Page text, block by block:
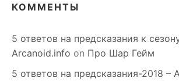
КОММЕНТЫ
5 ответов на предсказания к
Arcanoid.info on Про Шар Гейм
5 ответов на предсказания-2018 –